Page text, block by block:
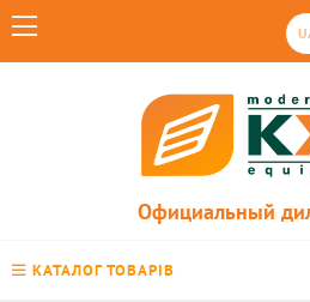
Официальный
КАТАЛОГ ТОВАРІВ